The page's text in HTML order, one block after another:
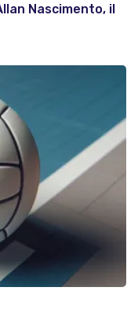
Nascimento, il